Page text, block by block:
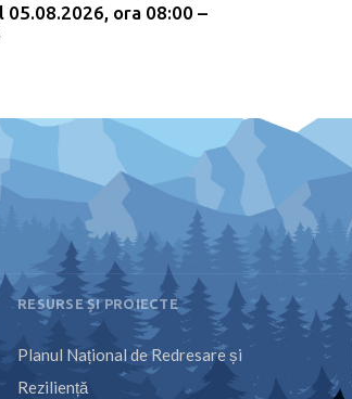
05.08.2026, ora 08:00 –
RESURSE ȘI PROIECTE
Planul Național de Redresare și
Reziliență